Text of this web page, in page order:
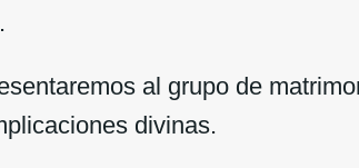
al grupo de
divinas.